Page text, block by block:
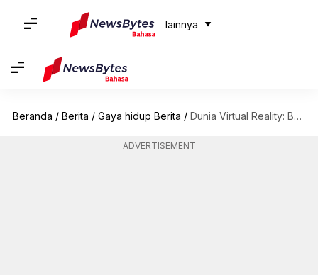
lainnya
Beranda / Berita / Gaya hidup Berita / Dunia Virtual Reality: Bagaimana VR Mengubah Gaming, Pendidikan, dan Lainnya.
ADVERTISEMENT